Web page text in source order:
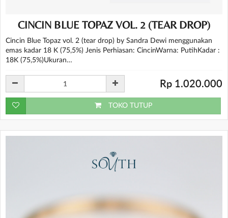
CINCIN BLUE TOPAZ VOL. 2 (TEAR DROP)
Cincin Blue Topaz vol. 2 (tear drop) by Sandra Dewi menggunakan
emas kadar 18 K (75,5%) Jenis Perhiasan: CincinWarna: PutihKadar :
18K (75,5%)Ukuran…
Rp 1.020.000
TOKO TUTUP